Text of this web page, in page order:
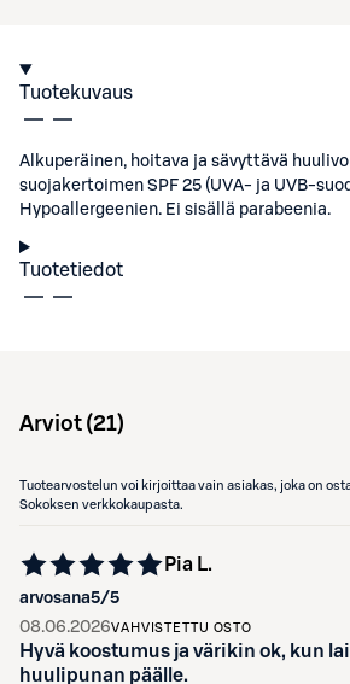
Tuotekuvaus
Alkuperäinen, hoitava ja sävyttävä
suojakertoimen SPF 25 (UVA- ja UVB-
Hypoallergeenien. Ei sisällä parabeenia.
Tuotetiedot
Arviot (21)
Tuotearvostelun voi kirjoittaa vain asiakas, joka on
Sokoksen verkkokaupasta.
arvosana5/5
Pia L.
08.06.2026VAHVISTETTU OSTO
Hyvä koostumus ja värikin ok, kun
huulipunan päälle.